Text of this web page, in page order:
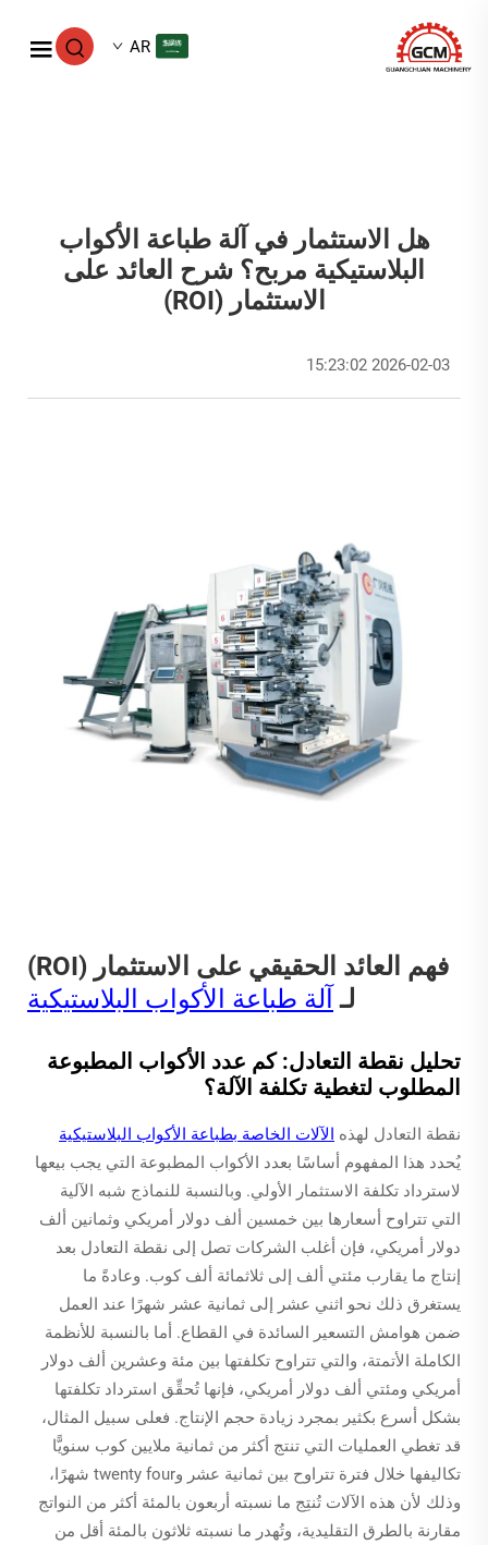
AR
هل الاستثمار في آلة طباعة الأكواب
البلاستيكية مربح؟ شرح العائد على
الاستثمار (ROI)
2026-02-03 15:23:02
فهم العائد الحقيقي على الاستثمار (ROI)
لـ آلة طباعة الأكواب البلاستيكية
تحليل نقطة التعادل: كم عدد الأكواب المطبوعة
المطلوب لتغطية تكلفة الآلة؟
نقطة التعادل لهذه الآلات الخاصة بطباعة الأكواب البلاستيكية
يُحدد هذا المفهوم أساسًا بعدد الأكواب المطبوعة التي يجب بيعها
لاسترداد تكلفة الاستثمار الأولي. وبالنسبة للنماذج شبه الآلية
التي تتراوح أسعارها بين خمسين ألف دولار أمريكي وثمانين ألف
دولار أمريكي، فإن أغلب الشركات تصل إلى نقطة التعادل بعد
إنتاج ما يقارب مئتي ألف إلى ثلاثمائة ألف كوب. وعادةً ما
يستغرق ذلك نحو اثني عشر إلى ثمانية عشر شهرًا عند العمل
ضمن هوامش التسعير السائدة في القطاع. أما بالنسبة للأنظمة
الكاملة الأتمتة، والتي تتراوح تكلفتها بين مئة وعشرين ألف دولار
أمريكي ومئتي ألف دولار أمريكي، فإنها تُحقِّق استرداد تكلفتها
بشكل أسرع بكثير بمجرد زيادة حجم الإنتاج. فعلى سبيل المثال،
قد تغطي العمليات التي تنتج أكثر من ثمانية ملايين كوب سنويًّا
تكاليفها خلال فترة تتراوح بين ثمانية عشر وtwenty four شهرًا،
وذلك لأن هذه الآلات تُنتِج ما نسبته أربعون بالمئة أكثر من النواتج
مقارنة بالطرق التقليدية، وتُهدر ما نسبته ثلاثون بالمئة أقل من